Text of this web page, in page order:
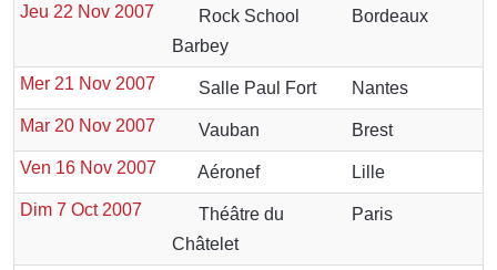
Jeu 22 Nov 2007
Rock School
Barbey
Bordeaux
Mer 21 Nov 2007 Salle Paul Fort
Nantes
Mar 20 Nov 2007
Vauban
Brest
Ven 16 Nov 2007
Aéronef
Lille
Dim 7 Oct 2007
Théâtre du
Châtelet
Paris